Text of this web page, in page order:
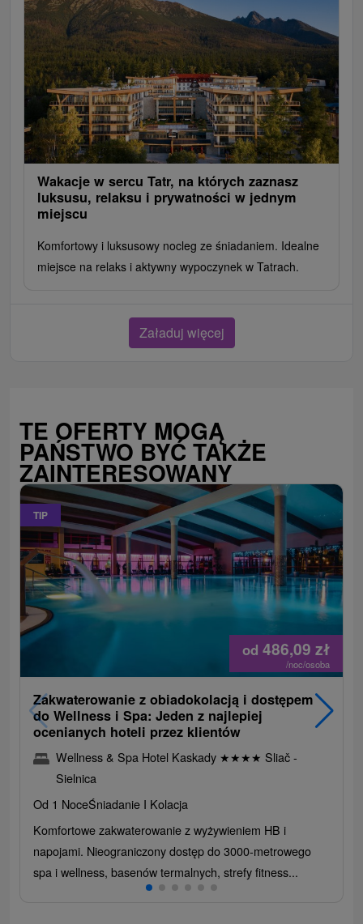
Wakacje w sercu Tatr, na których zaznasz
luksusu, relaksu i prywatności w jednym
miejscu
Komfortowy i luksusowy nocleg ze śniadaniem. Idealne
miejsce na relaks i aktywny wypoczynek w Tatrach.
Załaduj więcej
TE OFERTY MOGĄ
PAŃSTWO BYĆ TAKŻE
ZAINTERESOWANY
TIP
od 486,09 zł
/noc/osoba
Zakwaterowanie z obiadokolacją i dostępem
do Wellness i Spa: Jeden z najlepiej
ocenianych hoteli przez klientów
Wellness & Spa Hotel Kaskady ★★★★ Sliač -
Sielnica
Od 1 NoceŚniadanie I Kolacja
Komfortowe zakwaterowanie z wyżywieniem HB i
napojami. Nieograniczony dostęp do 3000-metrowego
spa i wellness, basenów termalnych, strefy fitness...